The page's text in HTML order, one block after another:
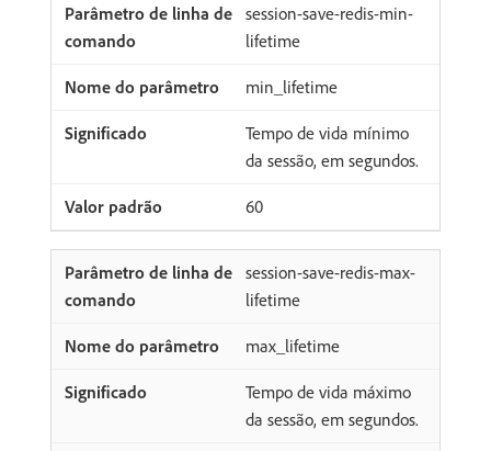
session-save-redis-min-
lifetime
min_lifetime
Tempo de vida mínimo
da sessão, em segundos.
60
session-save-redis-max-
lifetime
max_lifetime
Tempo de vida máximo
da sessão, em segundos.